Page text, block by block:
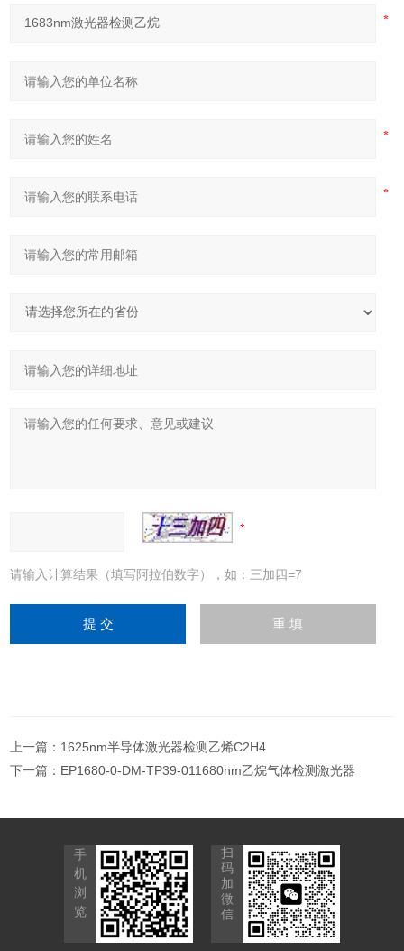
请输入计算结果（填写阿拉伯数字），如：三加四=7
上一篇： 1625nm半导体激光器检测乙烯C2H4
下一篇： EP1680-0-DM-TP39-011680nm乙烷气体检测激光器
手
机
浏
览
扫
码
加
微
信